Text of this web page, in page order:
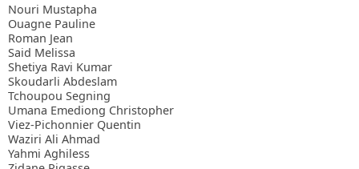
Nouri Mustapha
Ouagne Pauline
Roman Jean
Said Melissa
Shetiya Ravi Kumar
Skoudarli Abdeslam
Tchoupou Segning
Umana Emediong Christopher
Viez-Pichonnier Quentin
Waziri Ali Ahmad
Yahmi Aghiless